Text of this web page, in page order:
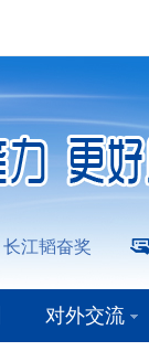
长江韬奋奖
对外交流